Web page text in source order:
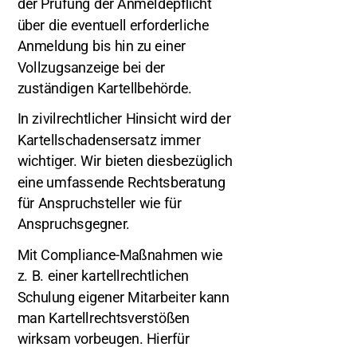
der Prüfung der Anmeldepflicht
über die eventuell erforderliche
Anmeldung bis hin zu einer
Vollzugsanzeige bei der
zuständigen Kartellbehörde.
In zivilrechtlicher Hinsicht wird der
Kartellschadensersatz immer
wichtiger. Wir bieten diesbezüglich
eine umfassende Rechtsberatung
für Anspruchsteller wie für
Anspruchsgegner.
Mit Compliance-Maßnahmen wie
z. B. einer kartellrechtlichen
Schulung eigener Mitarbeiter kann
man Kartellrechtsverstößen
wirksam vorbeugen. Hierfür